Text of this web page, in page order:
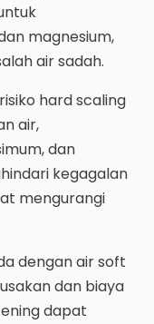
magnesium,
air sadah.
hard scaling
air,
dan
kegagalan
mengurangi
dengan air soft
dan biaya
dapat